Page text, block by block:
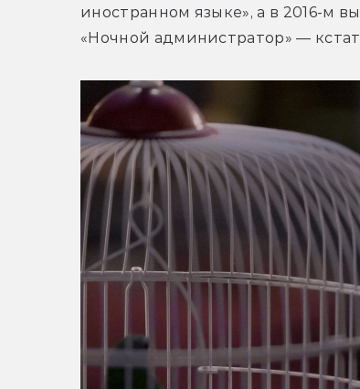
иностранном языке», а в 2016-м
«Ночной администратор» —